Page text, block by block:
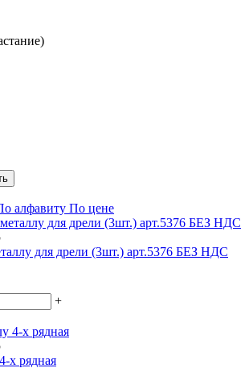
алфавиту По цене
для дрели (3шт.) арт.5376 БЕЗ НДС
+
х рядная